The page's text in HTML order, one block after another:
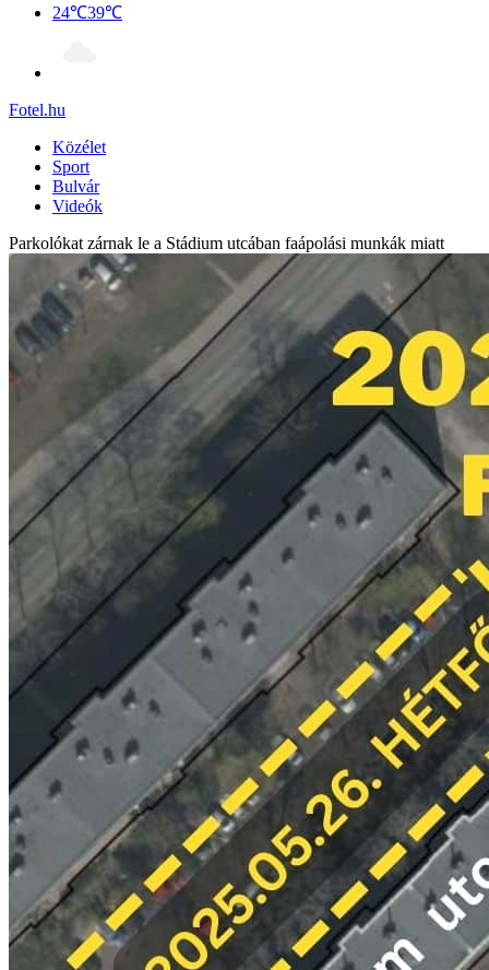
24℃39℃
Fotel.hu
Közélet
Sport
Bulvár
Videók
Parkolókat zárnak le a Stádium utcában faápolási munkák miatt